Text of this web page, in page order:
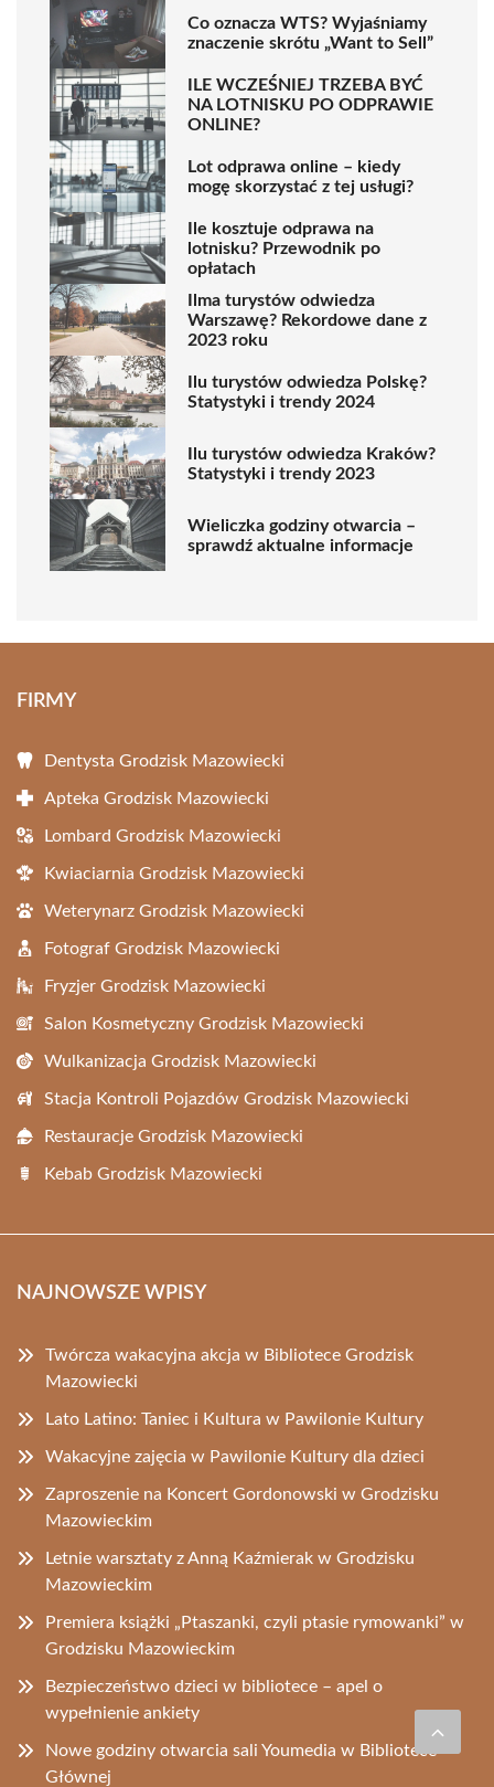
Co oznacza WTS? Wyjaśniamy
znaczenie skrótu „Want to Sell”
ILE WCZEŚNIEJ TRZEBA BYĆ
NA LOTNISKU PO ODPRAWIE
ONLINE?
Lot odprawa online – kiedy
mogę skorzystać z tej usługi?
Ile kosztuje odprawa na
lotnisku? Przewodnik po
opłatach
Ilma turystów odwiedza
Warszawę? Rekordowe dane z
2023 roku
Ilu turystów odwiedza Polskę?
Statystyki i trendy 2024
Ilu turystów odwiedza Kraków?
Statystyki i trendy 2023
Wieliczka godziny otwarcia –
sprawdź aktualne informacje
FIRMY
Dentysta Grodzisk Mazowiecki
Apteka Grodzisk Mazowiecki
Lombard Grodzisk Mazowiecki
Kwiaciarnia Grodzisk Mazowiecki
Weterynarz Grodzisk Mazowiecki
Fotograf Grodzisk Mazowiecki
Fryzjer Grodzisk Mazowiecki
Salon Kosmetyczny Grodzisk Mazowiecki
Wulkanizacja Grodzisk Mazowiecki
Stacja Kontroli Pojazdów Grodzisk Mazowiecki
Restauracje Grodzisk Mazowiecki
Kebab Grodzisk Mazowiecki
NAJNOWSZE WPISY
Twórcza wakacyjna akcja w Bibliotece Grodzisk
Mazowiecki
Lato Latino: Taniec i Kultura w Pawilonie Kultury
Wakacyjne zajęcia w Pawilonie Kultury dla dzieci
Zaproszenie na Koncert Gordonowski w Grodzisku
Mazowieckim
Letnie warsztaty z Anną Kaźmierak w Grodzisku
Mazowieckim
Premiera książki „Ptaszanki, czyli ptasie rymowanki” w
Grodzisku Mazowieckim
Bezpieczeństwo dzieci w bibliotece – apel o
wypełnienie ankiety
Nowe godziny otwarcia sali Youmedia w Bibliotece
Głównej